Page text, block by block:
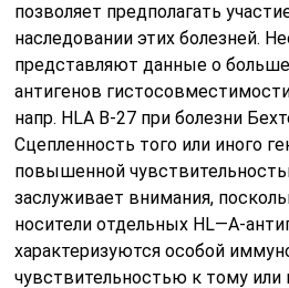
позволяет предполагать
наследовании этих болезней.
представляют данные о
антигенов
напр. HLA В-27 при болезни
Сцепленность того или иного
повышенной
заслуживает внимания,
носители отдельных HL—A-
характеризуются особой
чувствительностью к тому или